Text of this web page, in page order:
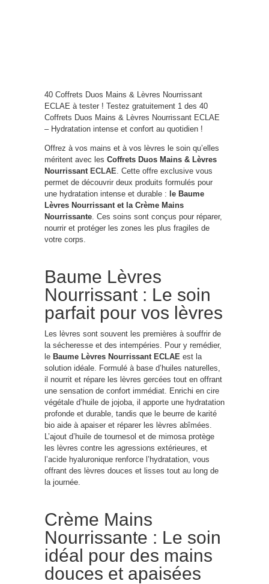
40 Coffrets Duos Mains & Lèvres Nourrissant
ECLAE à tester ! Testez gratuitement 1 des 40
Coffrets Duos Mains & Lèvres Nourrissant ECLAE
– Hydratation intense et confort au quotidien !
Offrez à vos mains et à vos lèvres le soin qu’elles
méritent avec les Coffrets Duos Mains & Lèvres
Nourrissant ECLAE . Cette offre exclusive vous
permet de découvrir deux produits formulés pour
une hydratation intense et durable : le Baume
Lèvres Nourrissant et la Crème Mains
Nourrissante . Ces soins sont conçus pour réparer,
nourrir et protéger les zones les plus fragiles de
votre corps.
Baume Lèvres
Nourrissant : Le soin
parfait pour vos lèvres
Les lèvres sont souvent les premières à souffrir de
la sécheresse et des intempéries. Pour y remédier,
le Baume Lèvres Nourrissant ECLAE est la
solution idéale. Formulé à base d’huiles naturelles,
il nourrit et répare les lèvres gercées tout en offrant
une sensation de confort immédiat. Enrichi en cire
végétale d’huile de jojoba, il apporte une hydratation
profonde et durable, tandis que le beurre de karité
bio aide à apaiser et réparer les lèvres abîmées.
L’ajout d’huile de tournesol et de mimosa protège
les lèvres contre les agressions extérieures, et
l’acide hyaluronique renforce l’hydratation, vous
offrant des lèvres douces et lisses tout au long de
la journée.
Crème Mains
Nourrissante : Le soin
idéal pour des mains
douces et apaisées